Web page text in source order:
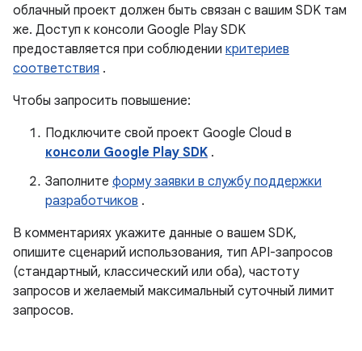
облачный проект должен быть связан с вашим SDK там
же. Доступ к консоли Google Play SDK
предоставляется при соблюдении критериев
соответствия .
Чтобы запросить повышение:
Подключите свой проект Google Cloud в
консоли Google Play SDK .
Заполните форму заявки в службу поддержки
разработчиков .
В комментариях укажите данные о вашем SDK,
опишите сценарий использования, тип API-запросов
(стандартный, классический или оба), частоту
запросов и желаемый максимальный суточный лимит
запросов.